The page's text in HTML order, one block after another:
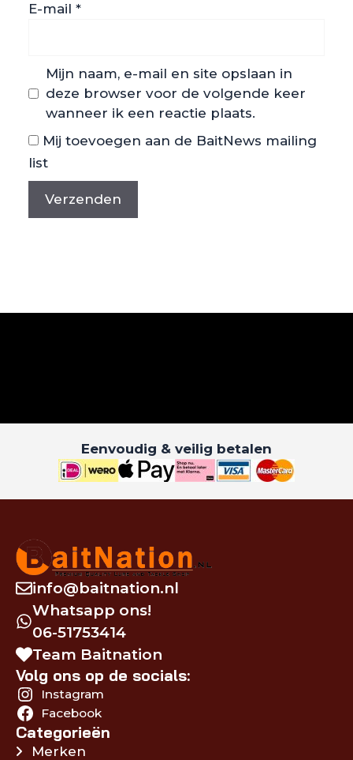
E-mail *
Mijn naam, e-mail en site opslaan in
deze browser voor de volgende keer
wanneer ik een reactie plaats.
Mij toevoegen aan de BaitNews mailing
list
Eenvoudig & veilig betalen
info@baitnation.nl
Whatsapp ons!
06-51753414
Team Baitnation
Volg ons op de socials:
Instagram
Facebook
Categorieën
Merken